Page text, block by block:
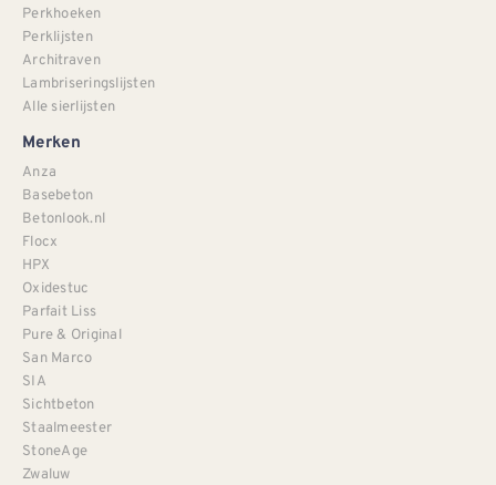
Perkhoeken
Perklijsten
Architraven
Lambriseringslijsten
Alle sierlijsten
Merken
Anza
Basebeton
Betonlook.nl
Flocx
HPX
Oxidestuc
Parfait Liss
Pure & Original
San Marco
SIA
Sichtbeton
Staalmeester
StoneAge
Zwaluw